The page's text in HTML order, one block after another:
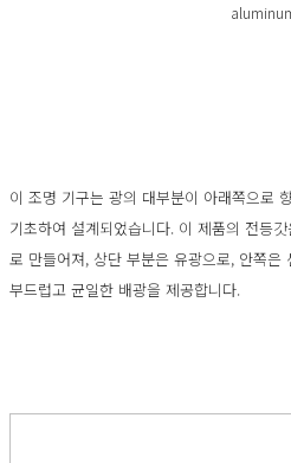
이 조명 기구는 광의 대부분이 아래쪽으로
기초하여 설계되었습니다. 이 제품의 전등
로 만들어져, 상단 부분은 유광으로, 안쪽은
부드럽고 균일한 배광을 제공합니다.